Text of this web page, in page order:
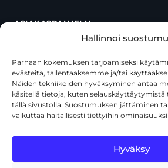
Hallinnoi
Parhaan kokemuksen tarjoamiseksi
evästeitä, tallentaaksemme ja/tai
Näiden tekniikoiden hyväksyminen antaa
käsitellä tietoja, kuten selauskäyttäytymistä
tällä sivustolla. Suostumuksen jättäminen
vaikuttaa haitallisesti tiettyihin
Hyväksy
ASIAKASPALVELU
Oma tili
Maksutavat
Toimitustavat
Usein kysytyt kysymykset
+358 44 270 3795
asiakaspalvelu@toolcat.fi